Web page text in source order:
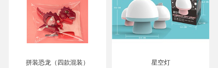
拼装恐龙（四款混装）
星空灯